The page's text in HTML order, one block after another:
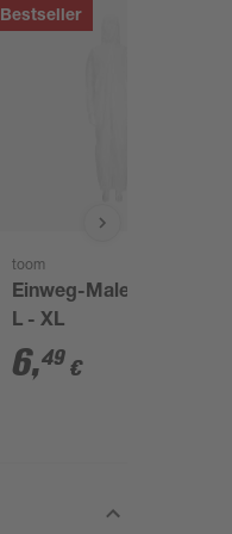
Bestseller
toom
Einweg-Maler-Overall,
L - XL
6,49 €